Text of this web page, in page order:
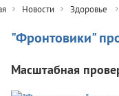
Новости Здоровье
"Фронтовики"
Масштабная